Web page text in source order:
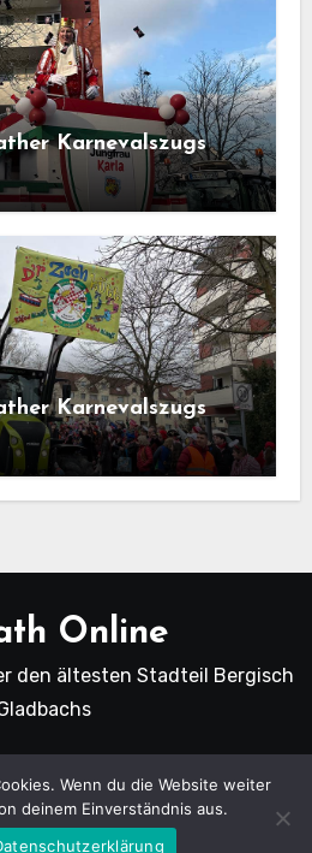
Karnevalszugs
Karnevalszugs
Online
den ältesten Stadteil Bergisch
© Alle Rechte vorbehalten.
|
Themeansar.
Wenn du die Website weiter
deinem Einverständnis aus.